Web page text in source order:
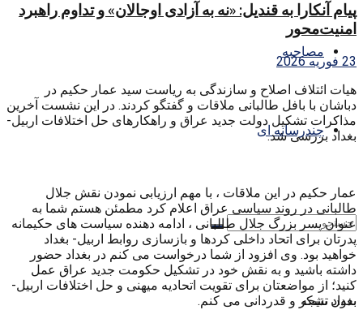
مصاحبه
چندرسانه ای
بدون نتیجه
پیام آنکارا به قندیل: «نه به آزادی اوجالان» و تداوم راهبرد
امنیت‌محور
23 فوریه 2026
هیات ائتلاف اصلاح و سازندگی به ریاست سید عمار حکیم در
دباشان با بافل طالبانی ملاقات و گفتگو کردند. در این نشست آخرین
مذاکرات تشکیل دولت جدید عراق و راهکارهای حل اختلافات اربیل-
بغداد بررسی شد.
عمار حکیم در این ملاقات ، با مهم ارزیابی نمودن نقش جلال
طالبانی در روند سیاسی عراق اعلام کرد مطمئن هستم شما به
عنوان پسر بزرگ جلال طالبانی ، ادامه دهنده سیاست های حکیمانه
پدرتان برای اتحاد داخلی کردها و بازسازی روابط اربیل- بغداد
خواهید بود. وی افزود از شما درخواست می کنم در بغداد حضور
داشته باشید و به نقش خود در تشکیل حکومت جدید عراق عمل
کنید؛ از مواضعتان برای تقویت اتحادیه میهنی و حل اختلافات اربیل-
بغداد تشکر و قدردانی می کنم.